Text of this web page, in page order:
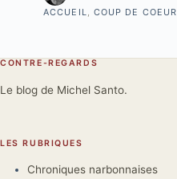
ACCUEIL, COUP DE COEUR
CONTRE-REGARDS
Le blog de Michel Santo.
LES RUBRIQUES
Chroniques narbonnaises